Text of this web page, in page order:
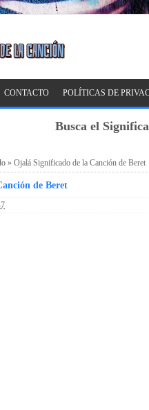
CONTACTO POLÍTICAS DE
Busca el
» Ojalá Significado de la Canción de Beret
de Beret